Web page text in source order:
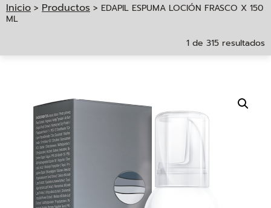
Inicio > Productos > EDAPIL ESPUMA LOCIÓN FRASCO X 150
ML
1 de 315 resultados